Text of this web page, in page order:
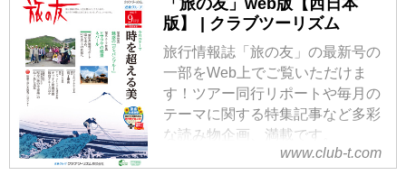
員・ガイド同行プランもご用意。
た、皆様のニーズに合った多数の
プランをご用意しております。
「旅の友」web版【西日本
版】 | クラブツーリズム
旅行情報誌「旅の友」の最新号の
一部をWeb上でご覧いただけま
す！ツアー同行リポートや毎月の
テーマに関する特集記事など多彩
な読み物企画、満載です。
※「旅の友」11月号は10月10日発
www.club-t.com